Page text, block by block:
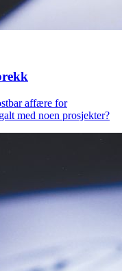
affære for
med noen prosjekter?